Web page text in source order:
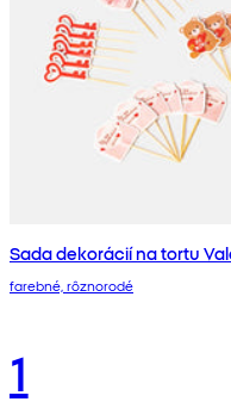
Sada dekorácií na tortu
farebné, rôznorodé
1